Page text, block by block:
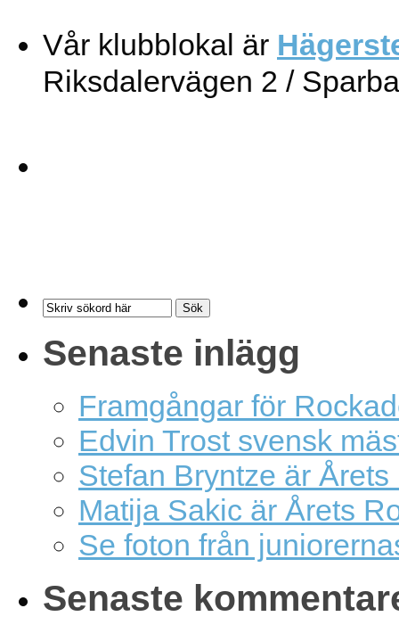
Vår klubblokal är
Riksdalervägen 2 /
Senaste inlägg
Framgångar för
Edvin Trost svensk
Stefan Bryntze är
Matija Sakic är Årets
Se foton från
Senaste